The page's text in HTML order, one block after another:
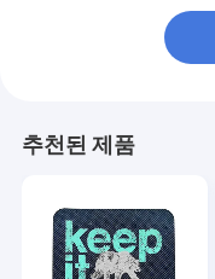
추천된 제품